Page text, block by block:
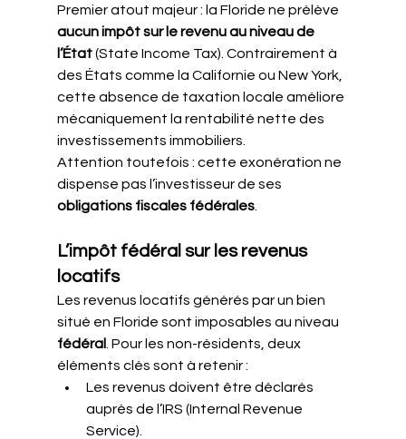
Premier atout majeur : la Floride ne prélève
aucun impôt sur le revenu au niveau de
l’État (State Income Tax). Contrairement à
des États comme la Californie ou New York,
cette absence de taxation locale améliore
mécaniquement la rentabilité nette des
investissements immobiliers.
Attention toutefois : cette exonération ne
dispense pas l’investisseur de ses
obligations fiscales fédérales.
L’impôt fédéral sur les revenus
locatifs
Les revenus locatifs générés par un bien
situé en Floride sont imposables au niveau
fédéral . Pour les non-résidents, deux
éléments clés sont à retenir :
Les revenus doivent être déclarés
auprès de l’IRS (Internal Revenue
Service).